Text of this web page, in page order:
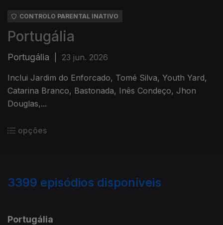
CONTROLO PARENTAL INATIVO
Portugália
Portugália 23 jun. 2026
Inclui Jardim do Enforcado, Tomé Silva, Youth Yard,
Catarina Branco, Bastonada, Inês Condeço, Jhon
Douglas,...
opções
3399 episódios disponíveis
Portugália